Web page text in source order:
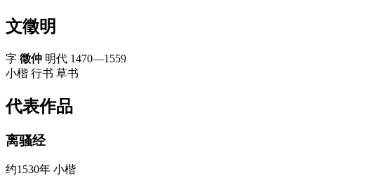
文徵明
字 徵仲 明代 1470—1559
小楷 行书 草书
代表作品
离骚经
约1530年 小楷